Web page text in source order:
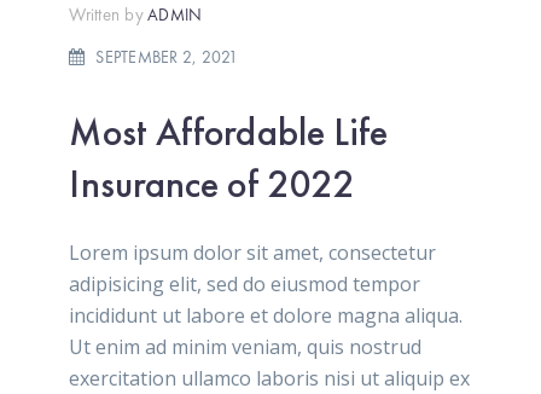
Written byADMIN
SEPTEMBER 2, 2021
Most Affordable Life
Insurance of 2022
Lorem ipsum dolor sit amet, consectetur
adipisicing elit, sed do eiusmod tempor
incididunt ut labore et dolore magna aliqua.
Ut enim ad minim veniam, quis nostrud
exercitation ullamco laboris nisi ut aliquip ex